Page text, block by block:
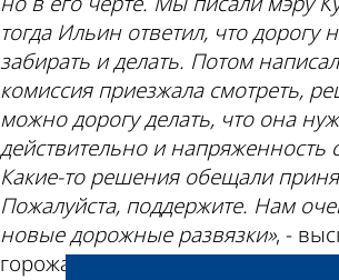
тогда Ильин ответил, что дорогу
забирать и делать. Потом
комиссия приезжала смотреть,
можно дорогу делать, что она
действительно и напряженность
Какие-то решения обещали
Пожалуйста, поддержите. Нам
новые дорожные развязки», -
горожанка.